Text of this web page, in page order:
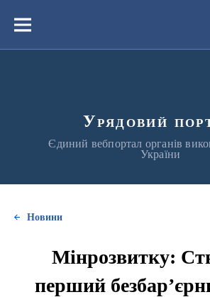
вмістуМеню
Урядовий
Єдиний вебпортал органів
України
Новини
Мінрозвитку:
перший